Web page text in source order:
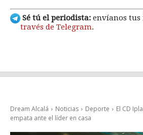
Sé tú el periodista: envíanos tus
través de Telegram.